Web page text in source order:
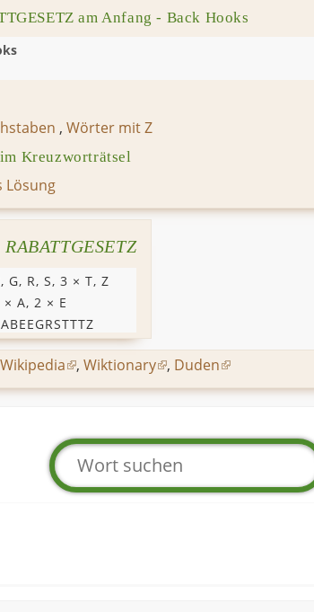
am Anfang - Back Hooks
, Wörter mit Z
Kreuzworträtsel
Lösung
RABATTGESETZ
, G, R, S, 3 × T, Z
× A, 2 × E
Wikipedia , Wiktionary , Duden